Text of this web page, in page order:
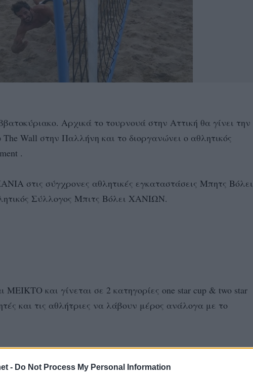
- Do Not Process My Personal Information
Αρχικά το τουρνουά στην Αττική θα γίνει την
Wall στην Παλλήνη και το διοργανώνει ο αθλητικός
.
στις σύγχρονες αθλητικές εγκαταστάσεις Μπητς Βόλει
Σύλλογος Μπιτς Βόλει ΧΑΝΙΩΝ.
και γίνεται σε 2 κατηγορίες one star cup & two star
και τις αθλήτριες να λάβουν μέρος ανάλογα με το